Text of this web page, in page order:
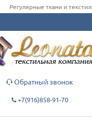
Регулярные ткани и
Обратный звонок
+7(916)858-91-70